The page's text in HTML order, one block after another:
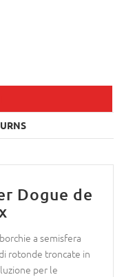
Dogue de
a semisfera
rotonde troncate in
per le